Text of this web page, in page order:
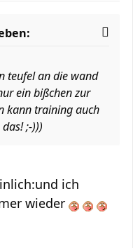
teufel an die wand
ein bißchen zur
kann training auch
;-)))
ich
wieder